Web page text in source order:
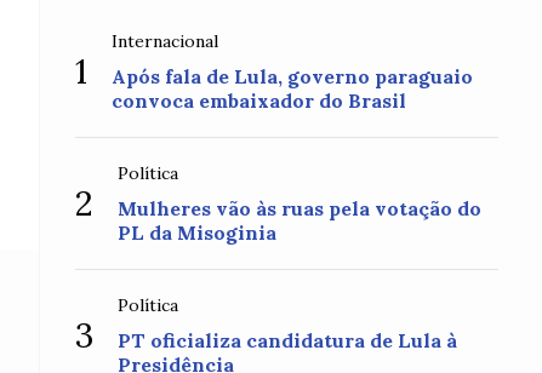
1
Internacional
Após fala de Lula, governo paraguaio
convoca embaixador do Brasil
2
Política
Mulheres vão às ruas pela votação do
PL da Misoginia
3
Política
PT oficializa candidatura de Lula à
Presidência